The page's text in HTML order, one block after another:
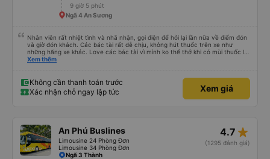
9 giờ 5 phút
Ngã 4 An Sương
Nhân viên rất nhiệt tình và nhã nhặn, gọi điện để hỏi lại lần nữa về điểm đón
và giờ đón khách. Các bác tài rất dễ chịu, không hút thuốc trên xe như
những hãng xe khác. Love các bác tài vì mình ko thể thở khi có mùi thuốc lá.
Xe đẹp, có đèn riêng có thể tự tắt mở khi cần. Sạch sẽ lắm, kính xe sạch và
thoải mái. Nhưng hình như bề ngang của dãy sát kính có hơi nhỏ hơn 1 xíu.
Điểm trừ lớn là có wifi nhưng không xài được. Mong nhà xe đầu tư cho wifi
hơn. Xe có tới 2 bác tài và 1 anh phục vụ, đội ngũ tổng cộng 3 người, và họ
Dịch vụ vượt sự mong đợi. Hình ảnh đúng sự thật, dịch vụ thật. Sẽ giới thiệu
bạn bè
Xem thêm
Không cần thanh toán trước
Xác nhận chỗ ngay lập tức
Xem giá
An Phú Buslines
Limousine 24 Phòng Đơn
Limousine 34 Phòng Đơn
4.7 star_rate
(1295 đánh giá)
Ngã 3 Thành